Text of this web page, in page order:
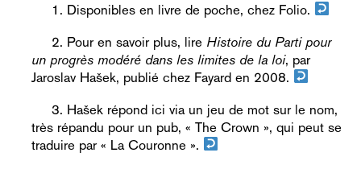
Disponibles en livre de poche, chez Folio.
Pour en savoir plus, lire Histoire du Parti pour
un progrès modéré dans les limites de la loi, par
Jaroslav Hašek, publié chez Fayard en 2008.
Hašek répond ici via un jeu de mot sur le nom,
très répandu pour un pub, « The Crown », qui peut se
traduire par « La Couronne ».